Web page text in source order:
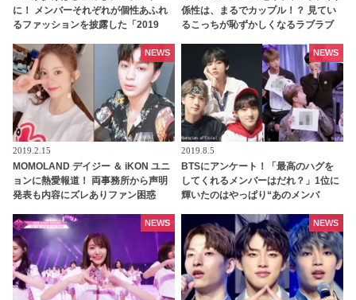
に！ メンバーそれぞれが個性あふれ
るファッションを披露した「2019
[写真あり]
係性は、まるでカップル！？ 見てい
るこっちが恥ずかしくなるラブラブ
2019.2.15
MOMOLAND デイジー ＆ iKON ユニ
ョンに熱愛報道！ 両事務所から声明
発表も内容にズレありファン困惑
NEWS
2019.8.5
BTSにアンケート！「最高のハグを
してくれるメンバーはだれ？」1位に
輝いたのはやっぱり“あのメンバ
にファン感動
NEWS
NEWS NEWS